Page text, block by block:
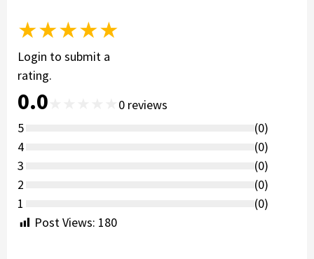
★★★★★
Login to submit a
rating.
0.0 0 reviews
5
(0)
4
(0)
3
(0)
2
(0)
1
(0)
Post Views: 180